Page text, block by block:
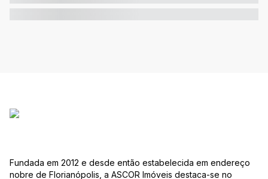
Fundada em 2012 e desde então estabelecida em endereço
nobre de Florianópolis, a ASCOR Imóveis destaca-se no